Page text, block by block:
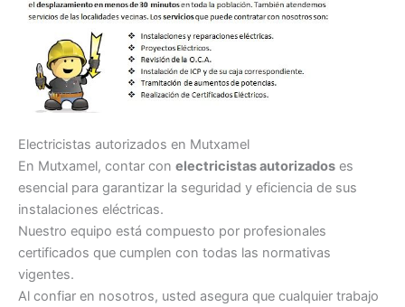
Electricistas autorizados en Mutxamel
En Mutxamel, contar con electricistas autorizados es
esencial para garantizar la seguridad y eficiencia de sus
instalaciones eléctricas.
Nuestro equipo está compuesto por profesionales
certificados que cumplen con todas las normativas
vigentes.
Al confiar en nosotros, usted asegura que cualquier trabajo